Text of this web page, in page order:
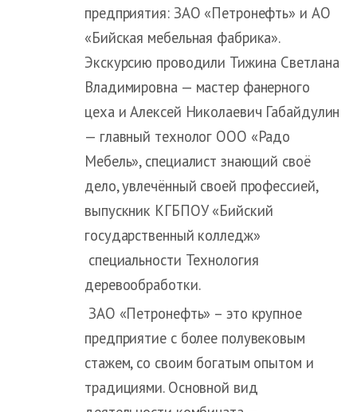
предприятия: ЗАО «Петронефть» и АО
«Бийская мебельная фабрика».
Экскурсию проводили Тижина Светлана
Владимировна — мастер фанерного
цеха и Алексей Николаевич Габайдулин
— главный технолог ООО «Радо
Мебель», специалист знающий своё
дело, увлечённый своей профессией,
выпускник КГБПОУ «Бийский
государственный колледж»
специальности Технология
деревообработки.
ЗАО «Петронефть» – это крупное
предприятие с более полувековым
стажем, со своим богатым опытом и
традициями. Основной вид